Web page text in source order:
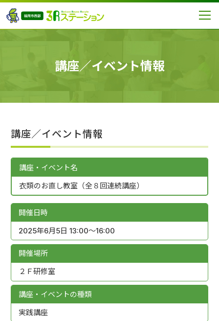
講座／イベント情報
講座／イベント情報
講座・イベント名
衣類のお直し教室（全８回連続講座）
開催日時
2025年6月5日 13:00～16:00
開催場所
２Ｆ研修室
講座・イベントの種類
実践講座